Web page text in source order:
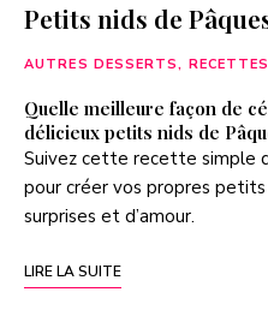
Petits nids de
AUTRES DESSERTS,
Quelle meilleure façon de
délicieux petits nids de
Suivez cette recette simple
pour créer vos propres petits
surprises et d’amour.
LIRE LA SUITE